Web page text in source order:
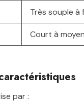
Très souple à
Court à
par :